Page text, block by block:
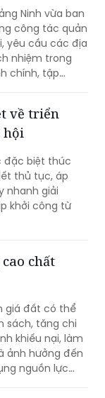
Ninh vừa ban
công tác quản
yêu cầu các địa
nhiệm trong
chính, tập
và lợi ích
doanh nghiệp.
về triển
hội
đặc biệt thúc
thủ tục, áp
nhanh giải
khởi công từ
chất
giá đất có thể
sách, tăng chi
khiếu nại, làm
ảnh hưởng đến
nguồn lực